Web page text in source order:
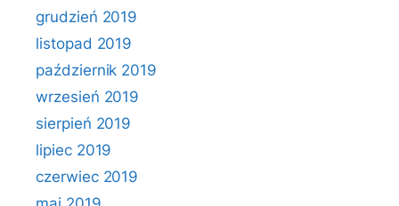
grudzień 2019
listopad 2019
październik 2019
wrzesień 2019
sierpień 2019
lipiec 2019
czerwiec 2019